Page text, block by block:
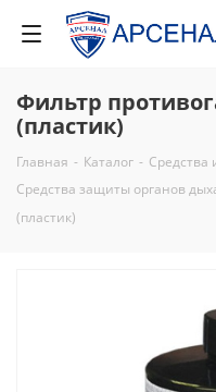
Фильтр
(пластик)
Главная - Каталог -
Средства защиты органов
(пластик)